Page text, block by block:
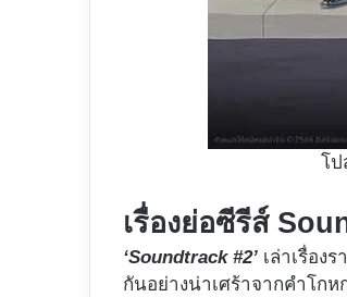
โป
เรื่องย่อซีรีส์
‘Soundtrack #2’ เล่าเรื่อง
กันอย่างน่าเศร้าจากคำโก